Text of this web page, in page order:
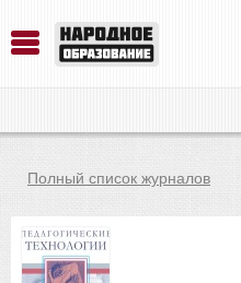
Полный список журналов